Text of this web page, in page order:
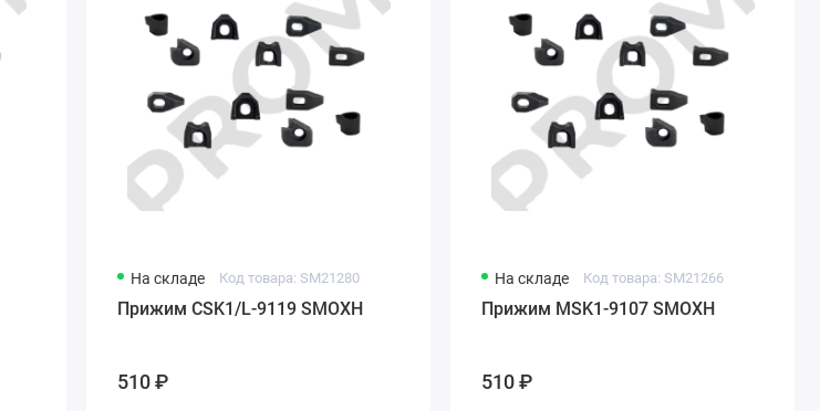
На складе Код товара: SM21280
Прижим CSK1/L-9119 SMOXH
510 ₽
На складе Код товара: SM21266
Прижим MSK1-9107 SMOXH
510 ₽